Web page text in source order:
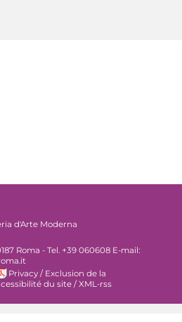
d'Arte Moderna
Roma - Tel. +39 060608 E-mail:
Privacy / Exclusion de la
du site / XML-rss